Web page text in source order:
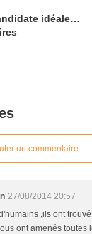
idéale…
un commentaire
27/08/2014 20:57
,ils ont
ont amenés toutes